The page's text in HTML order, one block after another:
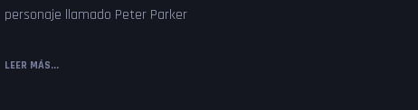
personaje llamado Peter Parker
LEER MÁS...